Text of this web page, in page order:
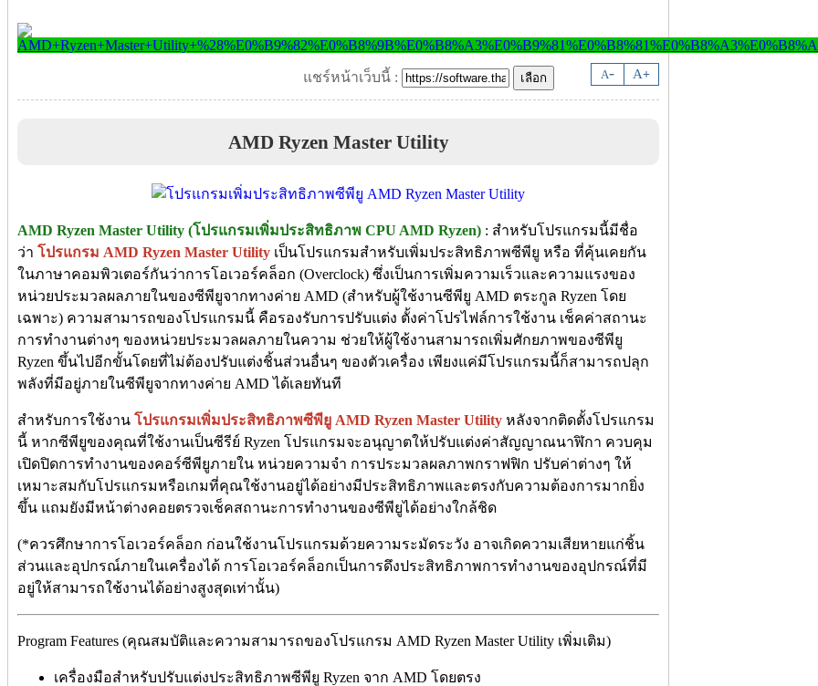
A- A+
แชร์หน้าเว็บนี้ :
AMD Ryzen Master Utility
AMD Ryzen Master Utility (โปรแกรมเพิ่มประสิทธิภาพ CPU AMD Ryzen) : สำหรับโปรแกรมนี้มีชื่อ
ว่า โปรแกรม AMD Ryzen Master Utility เป็นโปรแกรมสำหรับเพิ่มประสิทธิภาพซีพียู หรือ ที่คุ้นเคยกัน
ในภาษาคอมพิวเตอร์กันว่าการโอเวอร์คล็อก (Overclock) ซึ่งเป็นการเพิ่มความเร็วและความแรงของ
หน่วยประมวลผลภายในของซีพียูจากทางค่าย AMD (สำหรับผู้ใช้งานซีพียู AMD ตระกูล Ryzen โดย
เฉพาะ) ความสามารถของโปรแกรมนี้ คือรองรับการปรับแต่ง ตั้งค่าโปรไฟล์การใช้งาน เช็คค่าสถานะ
การทำงานต่างๆ ของหน่วยประมวลผลภายในความ ช่วยให้ผู้ใช้งานสามารถเพิ่มศักยภาพของซีพียู
Ryzen ขึ้นไปอีกขั้นโดยที่ไม่ต้องปรับแต่งชิ้นส่วนอื่นๆ ของตัวเครื่อง เพียงแค่มีโปรแกรมนี้ก็สามารถปลุก
พลังที่มีอยู่ภายในซีพียูจากทางค่าย AMD ได้เลยทันที
สำหรับการใช้งาน โปรแกรมเพิ่มประสิทธิภาพซีพียู AMD Ryzen Master Utility หลังจากติดตั้งโปรแกรม
นี้ หากซีพียูของคุณที่ใช้งานเป็นซีรีย์ Ryzen โปรแกรมจะอนุญาตให้ปรับแต่งค่าสัญญาณนาฬิกา ควบคุม
เปิดปิดการทำงานของคอร์ซีพียูภายใน หน่วยความจำ การประมวลผลภาพกราฟฟิก ปรับค่าต่างๆ ให้
เหมาะสมกับโปรแกรมหรือเกมที่คุณใช้งานอยู่ได้อย่างมีประสิทธิภาพและตรงกับความต้องการมากยิ่ง
ขึ้น แถมยังมีหน้าต่างคอยตรวจเช็คสถานะการทำงานของซีพียูได้อย่างใกล้ชิด
(*ควรศึกษาการโอเวอร์คล็อก ก่อนใช้งานโปรแกรมด้วยความระมัดระวัง อาจเกิดความเสียหายแก่ชิ้น
ส่วนและอุปกรณ์ภายในเครื่องได้ การโอเวอร์คล็อกเป็นการดึงประสิทธิภาพการทำงานของอุปกรณ์ที่มี
อยู่ให้สามารถใช้งานได้อย่างสูงสุดเท่านั้น)
Program Features (คุณสมบัติและความสามารถของโปรแกรม AMD Ryzen Master Utility เพิ่มเติม)
เครื่องมือสำหรับปรับแต่งประสิทธิภาพซีพียู Ryzen จาก AMD โดยตรง